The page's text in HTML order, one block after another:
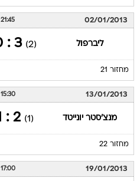
02/01/2013
21:45
ליברפול (2)
3 : 0
מחזור 21
13/01/2013
15:30
מנצ'סטר יונייטד (1)
2 : 1
מחזור 22
19/01/2013
17:00